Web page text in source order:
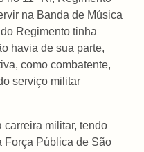
na Banda de Música
Regimento tinha
havia de sua parte,
como combatente,
serviço militar
carreira militar, tendo
Força Pública de São